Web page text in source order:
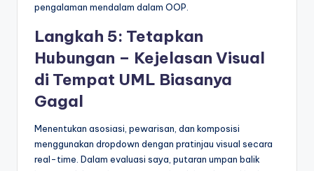
pengalaman mendalam dalam OOP.
Langkah 5: Tetapkan
Hubungan – Kejelasan Visual
di Tempat UML Biasanya
Gagal
Menentukan asosiasi, pewarisan, dan komposisi
menggunakan dropdown dengan pratinjau visual secara
real-time. Dalam evaluasi saya, putaran umpan balik